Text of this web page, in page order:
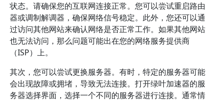
状态。请确保您的互联网连接正常。您可以尝试重启路由
器或调制解调器，确保网络信号稳定。此外，您还可以通
过访问其他网站来确认网络是否正常工作。如果其他网站
也无法访问，那么问题可能出在您的网络服务提供商
（ISP）上。
其次，您可以尝试更换服务器。有时，特定的服务器可能
会出现故障或拥堵，导致无法连接。打开绿叶加速器的服
务器选择界面，选择一个不同的服务器进行连接。通常情